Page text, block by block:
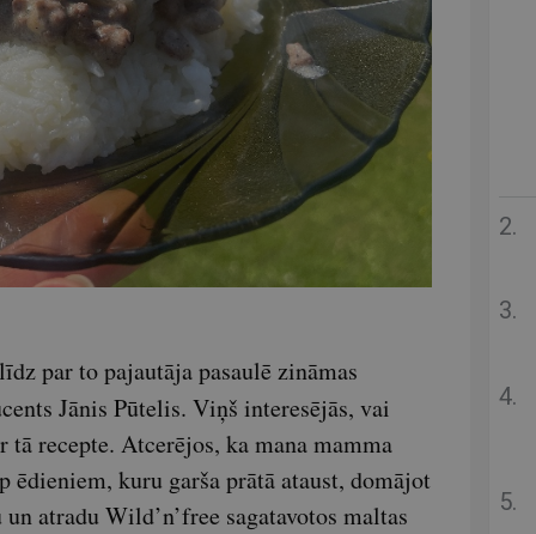
par to pajautāja pasaulē zināmas
Jānis Pūtelis. Viņš interesējās, vai
recepte. Atcerējos, ka mana mamma
kuru garša prātā ataust, domājot
atradu Wild’n’free sagatavotos maltas